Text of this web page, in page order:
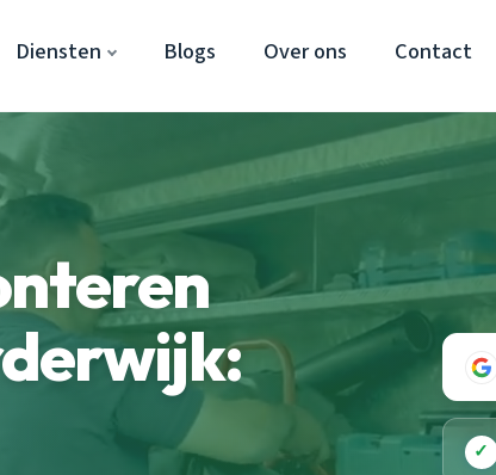
Diensten Blogs Over ons Contact
✓